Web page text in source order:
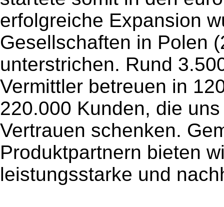
erfolgreiche Expansion
Gesellschaften in Polen
unterstrichen. Rund
Vermittler betreuen in
220.000 Kunden, die
Vertrauen schenken.
Produktpartnern bieten
leistungsstarke und